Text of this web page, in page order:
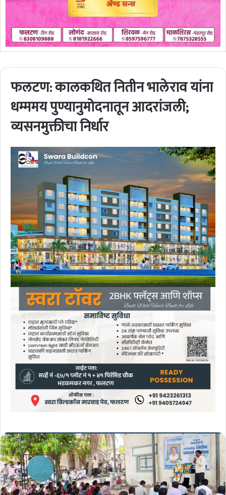
फलटण: कालकथित नितीन भालेराव यांना
धम्ममय पुण्यानुमोदनातून आदरांजली;
व्यसनमुक्तीचा निर्धार